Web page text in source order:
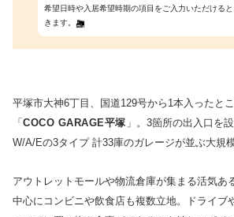
希望日時や入居希望時期の項目をご入力いただける
きます。
平塚市大神6丁目、国道129号から1本入ったと
「 COCO GARAGE平塚 」。3箇所の出入口を
W/A/Eの3タイプ 計33庫のガレージが並ぶ大規
アウトレットモールや物流倉庫が集まる活気あ
中心にコンビニや飲食店も複数立地。ドライブ